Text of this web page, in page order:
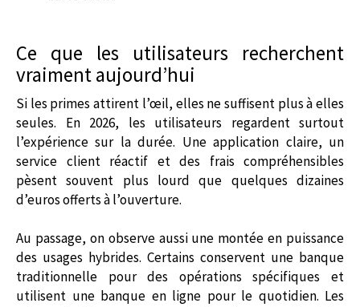
Ce que les utilisateurs recherchent
vraiment aujourd’hui
Si les primes attirent l’œil, elles ne suffisent plus à elles
seules. En 2026, les utilisateurs regardent surtout
l’expérience sur la durée. Une application claire, un
service client réactif et des frais compréhensibles
pèsent souvent plus lourd que quelques dizaines
d’euros offerts à l’ouverture.
Au passage, on observe aussi une montée en puissance
des usages hybrides. Certains conservent une banque
traditionnelle pour des opérations spécifiques et
utilisent une banque en ligne pour le quotidien. Les